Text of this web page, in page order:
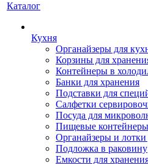
Каталог
Кухня
Органайзеры для
Корзины для
Контейнеры в
Банки для хранения
Подставки для
Салфетки
Посуда для
Пищевые контейнеры
Органайзеры и
Подложка в раковину
Емкости для